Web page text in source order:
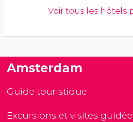
Voir tous les hôtels
Amsterdam
Guide touristique
Excursions et visites